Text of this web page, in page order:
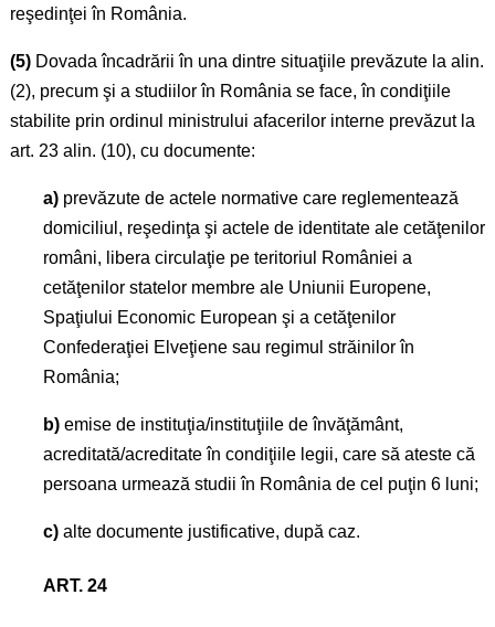
reşedinţei în România.
(5)Dovada încadrării în una dintre situaţiile prevăzute la alin.
(2), precum şi a studiilor în România se face, în condiţiile
stabilite prin ordinul ministrului afacerilor interne prevăzut la
art. 23 alin. (10), cu documente:
a)prevăzute de actele normative care reglementează
domiciliul, reşedinţa şi actele de identitate ale cetăţenilor
români, libera circulaţie pe teritoriul României a
cetăţenilor statelor membre ale Uniunii Europene,
Spaţiului Economic European şi a cetăţenilor
Confederaţiei Elveţiene sau regimul străinilor în
România;
b)emise de instituţia/instituţiile de învăţământ,
acreditată/acreditate în condiţiile legii, care să ateste că
persoana urmează studii în România de cel puţin 6 luni;
c)alte documente justificative, după caz.
ART. 24